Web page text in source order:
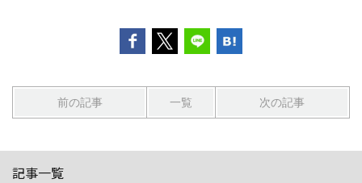
前の記事 一覧 次の記事
記事一覧